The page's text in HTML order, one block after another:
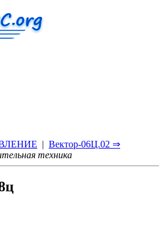
| Вектор-06Ц.02 ⇒
техника